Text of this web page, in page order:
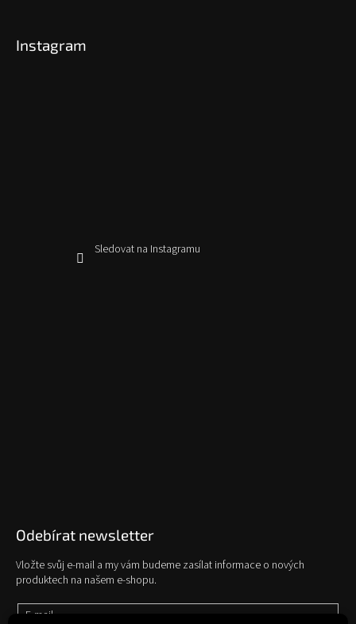
Instagram
Sledovat na Instagramu
Odebírat newsletter
Vložte svůj e-mail a my vám budeme zasílat informace o nových
produktech na našem e-shopu.
E-mail